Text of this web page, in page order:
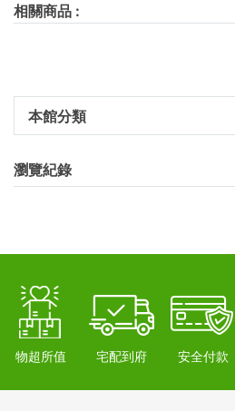
本館分類
瀏覽紀錄
相關商品 :
物超所值 宅配到府 安全付款